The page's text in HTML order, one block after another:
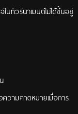
นทัวร์นาเมนต์ไม่ได้ขึ้นอยู่
ความคาดหมายเมื่อการ